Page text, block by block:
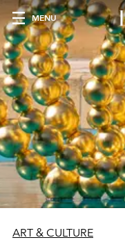
MENU
ART & CULTURE